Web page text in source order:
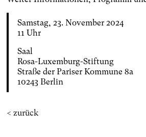
Samstag, 23. November 2024
11 Uhr
Saal
Rosa-Luxemburg-Stiftung
Straße der Pariser Kommune 8a
10243 Berlin
< zurück